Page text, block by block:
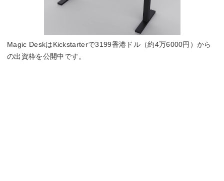
Magic DeskはKickstarterで3199香港ドル（約4万6000円）から
の出資枠を公開中です。